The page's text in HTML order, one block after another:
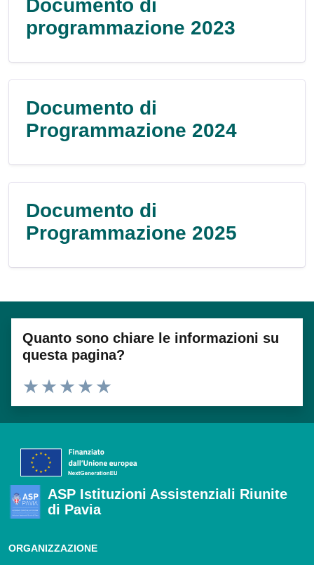
Documento di
programmazione 2023
Documento di
Programmazione 2024
Documento di
Programmazione 2025
Quanto sono chiare le informazioni su
questa pagina?
ASP Istituzioni Assistenziali Riunite
di Pavia
ORGANIZZAZIONE